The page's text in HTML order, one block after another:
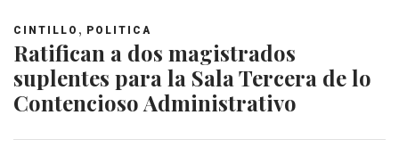
CINTILLO , POLITICA
Ratifican a dos magistrados
suplentes para la Sala Tercera de lo
Contencioso Administrativo